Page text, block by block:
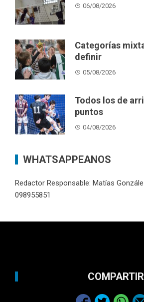
06/08/2026
Categorías
definir
05/08/2026
Todos los de
puntos
04/08/2026
WHATSAPPEANOS
Redactor Responsable: Matías
098955851
COMPARTIR